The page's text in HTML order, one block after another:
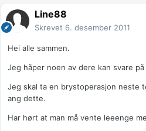
Line88
Skrevet 6. desember 2011
Hei alle sammen.
Jeg håper noen av dere kan svare
Jeg skal ta en brystoperasjon neste
ang dette.
Har hørt at man må vente leeenge